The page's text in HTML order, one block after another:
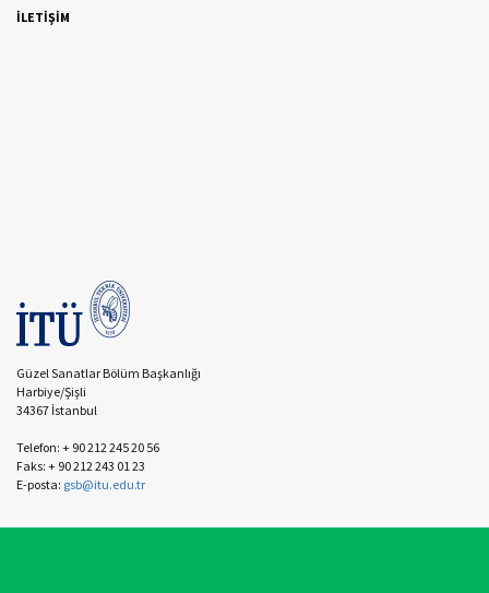
İLETİŞİM
Güzel Sanatlar Bölüm Başkanlığı
Harbiye/Şişli
34367 İstanbul
Telefon: + 90 212 245 20 56
Faks: + 90 212 243 01 23
E-posta: gsb@itu.edu.tr